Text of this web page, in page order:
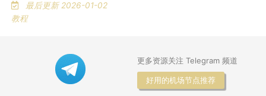
最后更新 2026-01-02
教程
更多资源关注 Telegram 频道
好用的机场节点推荐